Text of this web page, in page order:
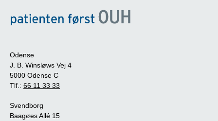
Odense
J. B. Winsløws Vej 4
5000 Odense C
Tlf.: 66 11 33 33
Svendborg
Baagøes Allé 15